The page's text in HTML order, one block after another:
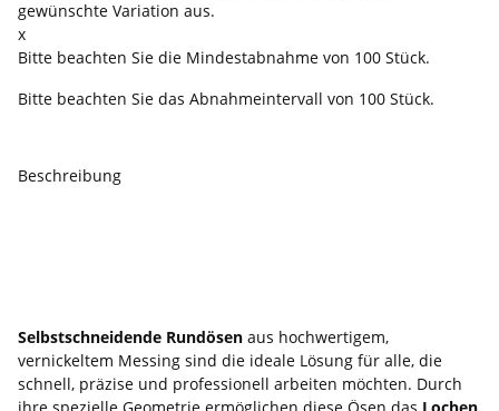
gewünschte Variation aus.
x
Bitte beachten Sie die Mindestabnahme von 100 Stück.
Bitte beachten Sie das Abnahmeintervall von 100 Stück.
Beschreibung
Selbstschneidende Rundösen aus hochwertigem,
vernickeltem Messing sind die ideale Lösung für alle, die
schnell, präzise und professionell arbeiten möchten. Durch